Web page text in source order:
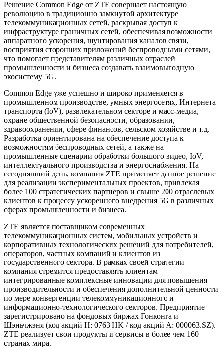
Решение Common Edge от ZTE cовершает настоящую
революцию в традиционно замкнутой архитектуре
телекоммуникационных сетей, раскрывая доступ к
инфраструктуре граничных сетей, обеспечивая возможности
аппаратного ускорения, шунтирования каналов связи,
восприятия сторонних приложений беспроводными сетями,
что помогает представителям различных отраслей
промышленности и бизнеса создавать взаимовыгодную
экосистему 5G.
Common Edge уже успешно и широко применяется в
промышленном производстве, умных энергосетях, Интернета
транспорта (IoV), развлекательном секторе и масс-медиа,
охране общественной безопасности, образовании,
здравоохранении, сфере финансов, сельском хозяйстве и т.д.
Разработка ориентирована на обеспечение доступа к
возможностям беспроводных сетей, а также на
промышленные сценарии обработки большого видео, IoV,
интеллектуального производства и энергоснабжения. На
сегодняшний день, компания ZTE применяет данное решение
для реализации экспериментальных проектов, привлекая
более 100 стратегических партнеров и свыше 200 отраслевых
клиентов к процессу ускоренного внедрения 5G в различных
сферах промышленности и бизнеса.
ZTE является поставщиком современных
телекоммуникационных систем, мобильных устройств и
корпоративных технологических решений для потребителей,
операторов, частных компаний и клиентов из
государственного сектора. В рамках своей стратегии
компания стремится предоставлять клиентам
интегрированные комплексные инновации для повышения
производительности и обеспечения дополнительной ценности
по мере конвергенции телекоммуникационного и
информационно-технологического секторов. Предприятие
зарегистрировано на фондовых биржах Гонконга и
Шэньчжэня (код акций Н: 0763.HK / код акций А: 000063.SZ).
ZTE реализует свои продукты и сервисы в более чем 160
странах мира.